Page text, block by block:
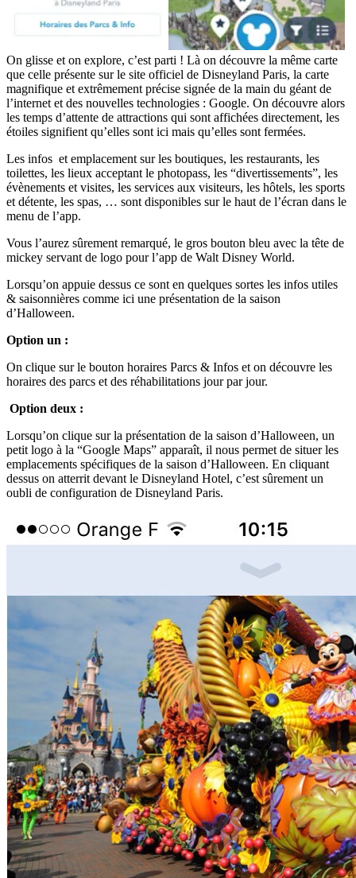
On glisse et on explore, c’est parti ! Là on découvre la même carte
que celle présente sur le site officiel de Disneyland Paris, la carte
magnifique et extrêmement précise signée de la main du géant de
l’internet et des nouvelles technologies : Google. On découvre alors
les temps d’attente de attractions qui sont affichées directement, les
étoiles signifient qu’elles sont ici mais qu’elles sont fermées.
Les infos et emplacement sur les boutiques, les restaurants, les
toilettes, les lieux acceptant le photopass, les “divertissements”, les
évènements et visites, les services aux visiteurs, les hôtels, les sports
et détente, les spas, … sont disponibles sur le haut de l’écran dans le
menu de l’app.
Vous l’aurez sûrement remarqué, le gros bouton bleu avec la tête de
mickey servant de logo pour l’app de Walt Disney World.
Lorsqu’on appuie dessus ce sont en quelques sortes les infos utiles
& saisonnières comme ici une présentation de la saison
d’Halloween.
Option un :
On clique sur le bouton horaires Parcs & Infos et on découvre les
horaires des parcs et des réhabilitations jour par jour.
Option deux :
Lorsqu’on clique sur la présentation de la saison d’Halloween, un
petit logo à la “Google Maps” apparaît, il nous permet de situer les
emplacements spécifiques de la saison d’Halloween. En cliquant
dessus on atterrit devant le Disneyland Hotel, c’est sûrement un
oubli de configuration de Disneyland Paris.